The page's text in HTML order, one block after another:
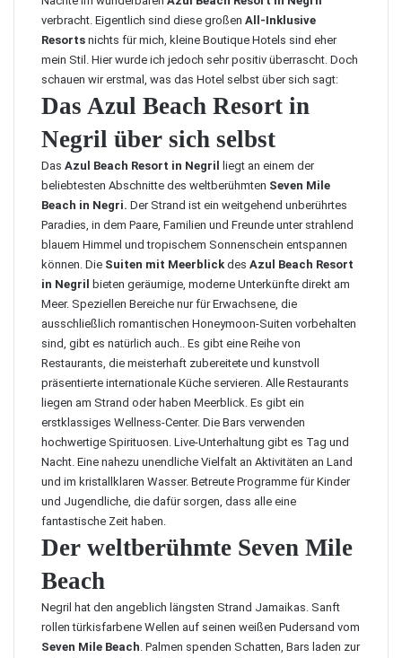
verbracht. Eigentlich sind diese großen All-Inklusive
Resorts nichts für mich, kleine Boutique Hotels sind eher
mein Stil. Hier wurde ich jedoch sehr positiv überrascht. Doch
schauen wir erstmal, was das Hotel selbst über sich sagt:
Das Azul Beach Resort in
Negril über sich selbst
Das Azul Beach Resort in Negril
liegt an einem der
beliebtesten Abschnitte des weltberühmten Seven Mile
Beach in Negri. Der Strand ist ein weitgehend unberührtes
Paradies, in dem Paare, Familien und Freunde unter strahlend
blauem Himmel und tropischem Sonnenschein entspannen
können. Die Suiten mit Meerblick des Azul Beach Resort
in Negril
bieten geräumige, moderne Unterkünfte direkt am
Meer. Speziellen Bereiche nur für Erwachsene, die
ausschließlich romantischen Honeymoon-Suiten vorbehalten
sind, gibt es natürlich auch.. Es gibt eine Reihe von
Restaurants, die meisterhaft zubereitete und kunstvoll
präsentierte internationale Küche servieren. Alle Restaurants
liegen am Strand oder haben Meerblick. Es gibt ein
erstklassiges Wellness-Center. Die Bars verwenden
hochwertige Spirituosen. Live-Unterhaltung gibt es Tag und
Nacht. Eine nahezu unendliche Vielfalt an Aktivitäten an Land
und im kristallklaren Wasser. Betreute Programme für Kinder
und Jugendliche, die dafür sorgen, dass alle eine
fantastische Zeit haben.
Der weltberühmte Seven Mile
Beach
Negril hat den angeblich längsten Strand Jamaikas. Sanft
rollen türkisfarbene Wellen auf seinen weißen Pudersand vom
Seven Mile Beach. Palmen spenden Schatten, Bars laden zur